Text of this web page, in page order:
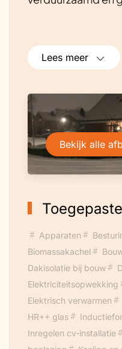
Lees meer
Bekijk alle
Apparaten
Biomassakachel
Dakisolatie bij bouw
Elektriciteitsopwekking
Elektrisch verwarmen
HR++ glas
Inregelen cv-installatie